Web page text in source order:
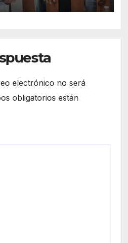
electrónico no será
obligatorios están